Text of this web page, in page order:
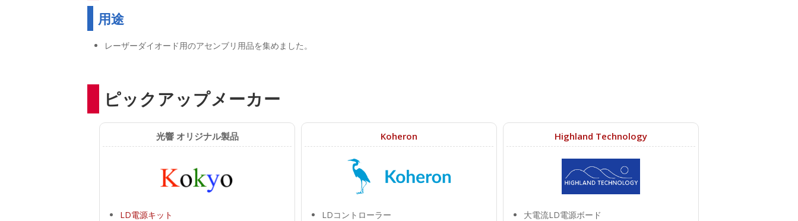
用途
レーザーダイオード用のアセンブリ用品を集めました。
ピックアップメーカー
光響 オリジナル製品
LD電源キット
Koheron
LDコントローラー
Highland Technology
大電流LD電源ボード